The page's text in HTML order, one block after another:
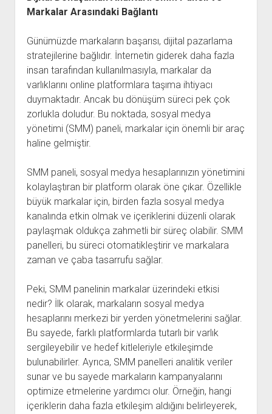
Markalar Arasındaki Bağlantı
Günümüzde markaların başarısı, dijital pazarlama
stratejilerine bağlıdır. İnternetin giderek daha fazla
insan tarafından kullanılmasıyla, markalar da
varlıklarını online platformlara taşıma ihtiyacı
duymaktadır. Ancak bu dönüşüm süreci pek çok
zorlukla doludur. Bu noktada, sosyal medya
yönetimi (SMM) paneli, markalar için önemli bir araç
haline gelmiştir.
SMM paneli, sosyal medya hesaplarınızın yönetimini
kolaylaştıran bir platform olarak öne çıkar. Özellikle
büyük markalar için, birden fazla sosyal medya
kanalında etkin olmak ve içeriklerini düzenli olarak
paylaşmak oldukça zahmetli bir süreç olabilir. SMM
panelleri, bu süreci otomatikleştirir ve markalara
zaman ve çaba tasarrufu sağlar.
Peki, SMM panelinin markalar üzerindeki etkisi
nedir? İlk olarak, markaların sosyal medya
hesaplarını merkezi bir yerden yönetmelerini sağlar.
Bu sayede, farklı platformlarda tutarlı bir varlık
sergileyebilir ve hedef kitleleriyle etkileşimde
bulunabilirler. Ayrıca, SMM panelleri analitik veriler
sunar ve bu sayede markaların kampanyalarını
optimize etmelerine yardımcı olur. Örneğin, hangi
içeriklerin daha fazla etkileşim aldığını belirleyerek,